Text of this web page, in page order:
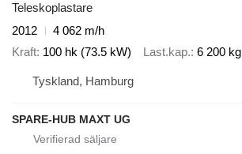
Teleskoplastare
2012
4 062 m/h
Kraft 100 hk (73.5 kW) Last.kap. 6 200 kg
Tyskland, Hamburg
SPARE-HUB MAXT UG